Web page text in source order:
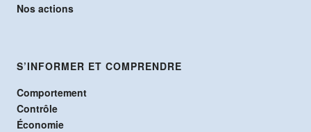
Nos actions
S’INFORMER ET COMPRENDRE
Comportement
Contrôle
Économie